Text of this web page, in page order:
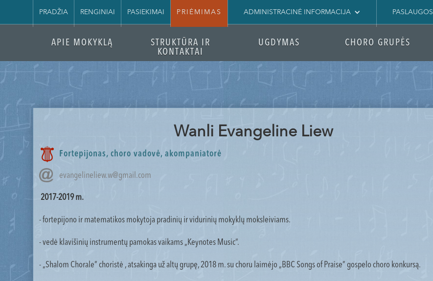
PRADŽIA RENGINIAI PASIEKIMAI PRIĖMIMAS ADMINISTRACINĖ INFORMACIJA PASLAUGOS
APIE MOKYKLĄ
STRUKTŪRA IR
KONTAKTAI
UGDYMAS CHORO GRUPĖS
Wanli Evangeline Liew
Fortepijonas, choro vadovė, akompaniatorė
evangelineliew.w@gmail.com
2017-2019 m.
- fortepijono ir matematikos mokytoja pradinių ir vidurinių mokyklų moksleiviams.
- vedė klavišinių instrumentų pamokas vaikams „Keynotes Music“.
- „Shalom Chorale” choristė , atsakinga už altų grupę, 2018 m. su choru laimėjo „BBC Songs of Praise” gospelo choro konkursą.